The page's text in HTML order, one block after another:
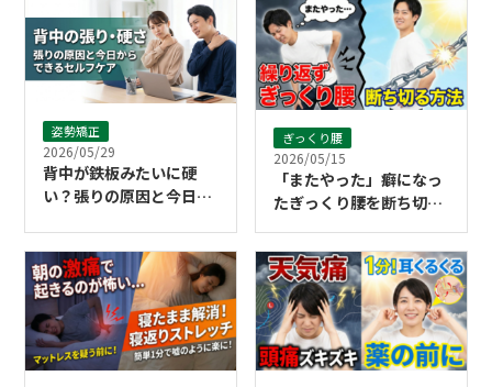
姿勢矯正
2026/05/29
背中が鉄板みたいに硬
い？張りの原因と今日か
ぎっくり腰
2026/05/15
「またやった」癖になっ
たぎっくり腰を断ち切る